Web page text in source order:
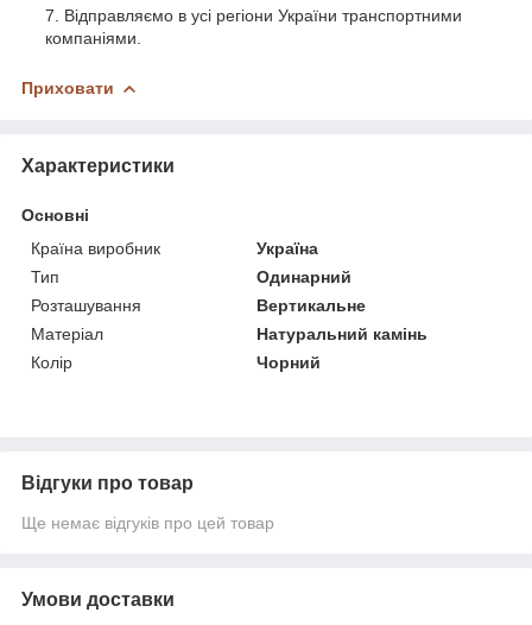
Відправляємо в усі регіони України транспортними
компаніями.
Приховати
Характеристики
Основні
Країна виробник
Україна
Тип
Одинарний
Розташування
Вертикальне
Матеріал
Натуральний камінь
Колір
Чорний
Відгуки про товар
Ще немає відгуків про цей товар
Умови доставки